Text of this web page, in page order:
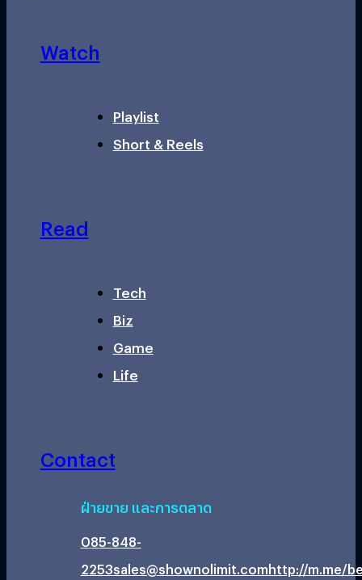
Watch
Playlist
Short & Reels
Read
Tech
Biz
Game
Life
Contact
ฝ่ายขาย และการตลาด
085-848-
2253sales@shownolimit.comhttp://m.me/